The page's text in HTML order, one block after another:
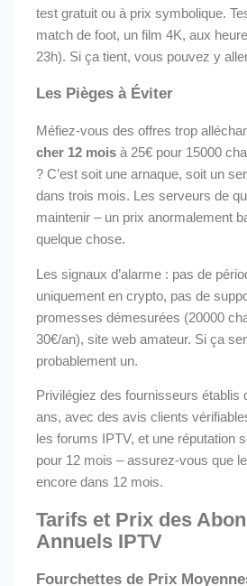
test gratuit ou à prix symbolique.
match de foot, un film 4K, aux
23h). Si ça tient, vous pouvez y
Les Pièges à Éviter
Méfiez-vous des offres trop
cher 12 mois à 25€ pour 15000
? C’est soit une arnaque, soit un
dans trois mois. Les serveurs de
maintenir – un prix anormalement
quelque chose.
Les signaux d’alarme : pas de
uniquement en crypto, pas de
promesses démesurées (20000
30€/an), site web amateur. Si ça
probablement un.
Privilégiez des fournisseurs établis
ans, avec des avis clients
les forums IPTV, et une réputation
pour 12 mois – assurez-vous que
encore dans 12 mois.
Tarifs et Prix des
Annuels IPTV
Fourchettes de Prix